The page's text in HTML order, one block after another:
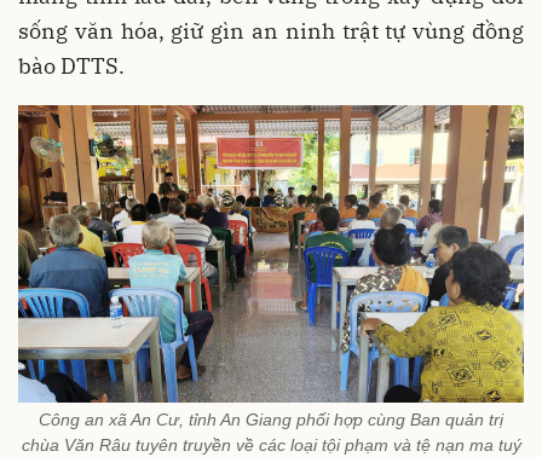
sống văn hóa, giữ gìn an ninh trật tự vùng đồng
bào DTTS.
Công an xã An Cư, tỉnh An Giang phối hợp cùng Ban quản trị
chùa Văn Râu tuyên truyền về các loại tội phạm và tệ nạn ma tuý